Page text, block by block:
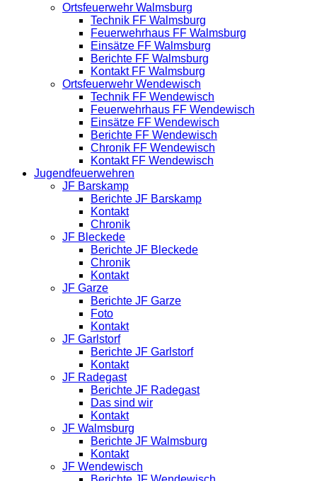
Ortsfeuerwehr Walmsburg
Technik FF Walmsburg
Feuerwehrhaus FF Walmsburg
Einsätze FF Walmsburg
Berichte FF Walmsburg
Kontakt FF Walmsburg
Ortsfeuerwehr Wendewisch
Technik FF Wendewisch
Feuerwehrhaus FF Wendewisch
Einsätze FF Wendewisch
Berichte FF Wendewisch
Chronik FF Wendewisch
Kontakt FF Wendewisch
Jugendfeuerwehren
JF Barskamp
Berichte JF Barskamp
Kontakt
Chronik
JF Bleckede
Berichte JF Bleckede
Chronik
Kontakt
JF Garze
Berichte JF Garze
Foto
Kontakt
JF Garlstorf
Berichte JF Garlstorf
Kontakt
JF Radegast
Berichte JF Radegast
Das sind wir
Kontakt
JF Walmsburg
Berichte JF Walmsburg
Kontakt
JF Wendewisch